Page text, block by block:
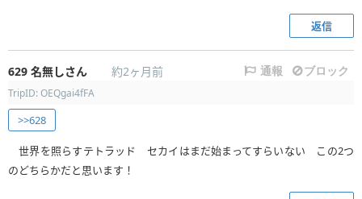
返信
629 名無しさん 約2ヶ月前 通報 ブロック
TripID: OEQgai4fFA
>>628
世界を照らすテトラッド セカイはまだ始まってすらいない この2つ
のどちらかだと思います！